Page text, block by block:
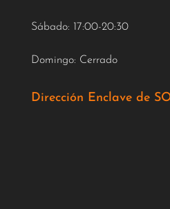
Sábado: 17:00-20:30
Domingo: Cerrado
Dirección Enclave de